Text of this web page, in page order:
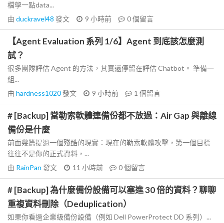
檔學一點data...
由 duckravel48 發文 9 小時前 0個留言
【Agent Evaluation 系列 1/6】Agent 到底該怎麼測
試？
很多團隊評估 Agent 的方法，其實還停留在評估 Chatbot。 準備一
組...
由 hardness1020發文 9 小時前 1 個留言
# [Backup] 當勒索軟體連備份都不放過：Air Gap 與離線
備份是什麼
前面幾篇提過一個殘酷的現實：現在的勒索軟體攻擊，第一個目標
往往不是你的正式資料，...
由 RainPan 發文 11 小時前 0個留言
# [Backup] 為什麼備份設備可以塞進 30 倍的資料？聊聊
重複資料刪除（Deduplication）
如果你看過企業級備份設備（例如 Dell PowerProtect DD 系列）...